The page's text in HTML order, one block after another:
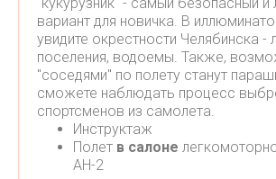
вариант для новичка. В
увидите окрестности Челябинска -
поселения, водоемы. Также,
"соседями" по полету станут
сможете наблюдать процесс
спортсменов из самолета.
Инструктаж
Полет в салоне
АН-2